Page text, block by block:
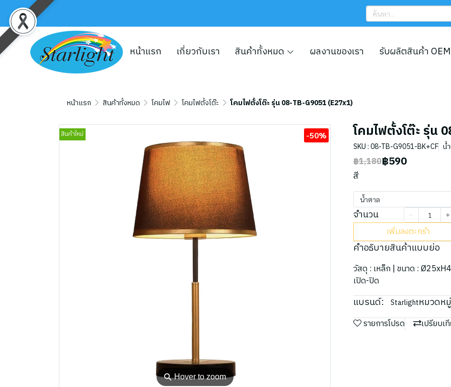
หน้าแรก เกี่ยวกับเรา สินค้าทั้งหมด ผลงานของเรา รับผลิตสินค้า OEM
หน้าแรก สินค้าทั้งหมด โคมไฟ โคมไฟตั้งโต๊ะ โคมไฟตั้งโต๊ะ รุ่น 08-TB-G9051 (E27x1)
⚲Hover to zoom
สินค้าใหม่ -50% โคมไฟตั้งโต๊ะ รุ่น
SKU : 08-TB-G9051-BK+CF น้
฿1,180฿590
สี
น้ำตาล
จำนวน
เพิ่มลงตะกร้า
คำอธิบายสินค้าแบบย่อ
วัสดุ : เหล็ก | ขนาด :
เปิด-ปิด
แบรนด์: Starlightหมวดห
รายการโปรด เปรียบเ